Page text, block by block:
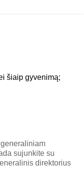
šiaip gyvenimą;
sujunkite su
direktorius